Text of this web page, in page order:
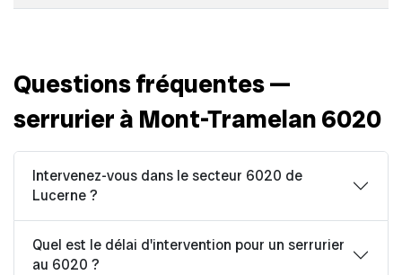
Questions fréquentes —
serrurier à Mont-Tramelan 6020
Intervenez-vous dans le secteur 6020 de
Lucerne ?
Quel est le délai d'intervention pour un serrurier
au 6020 ?